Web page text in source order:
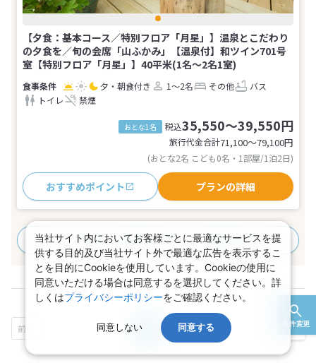
条件変更
【夕食：基本コース／特別フロア「月星」】温泉とこだわり
の夕食を／旬の会席「山ふかみ」【温泉付】和ツイン701号
室【特別フロア「月星」】40平米(1名～2名1室)
夕・朝食付き 1～2名 その他
バス
トイレ
禁煙
おとな1名 税込35,550～39,550円
旅行代金合計71,100〜79,100円
(おとな2名 こども0名・1部屋/1泊2日)
おすすめポイント プランの詳細
すべてのプランを見る(1プラン、7部屋タイプ)
当社サイト内においてお客様ごとに最適なサービスを提
供する目的及び当社サイト外で最適な広告を表示するこ
とを目的にCookieを使用しています。Cookieの使用に
同意いただける場合は同意するを選択してください。詳
しくはプライバシーポリシーをご確認ください。
同意しない 同意する